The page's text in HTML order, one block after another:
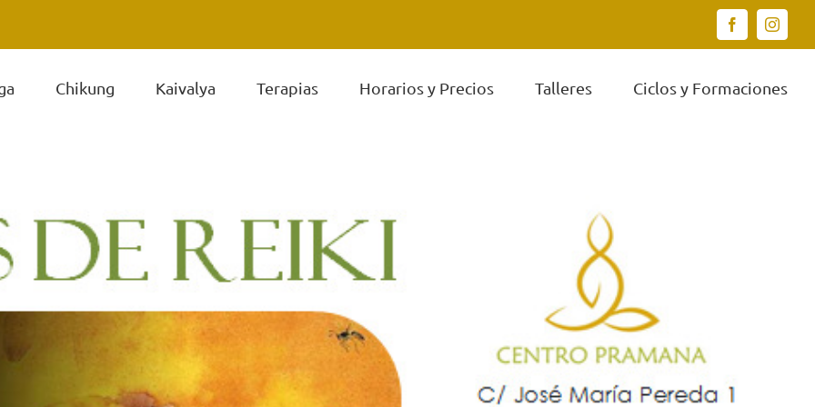
Facebook
Chikung Kaivalya Terapias Horarios y Precios Talleres Ciclos y Formaciones